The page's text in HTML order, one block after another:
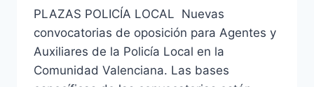
PLAZAS POLICÍA LOCAL Nuevas
convocatorias de oposición para Agentes y
Auxiliares de la Policía Local en la
Comunidad Valenciana. Las bases